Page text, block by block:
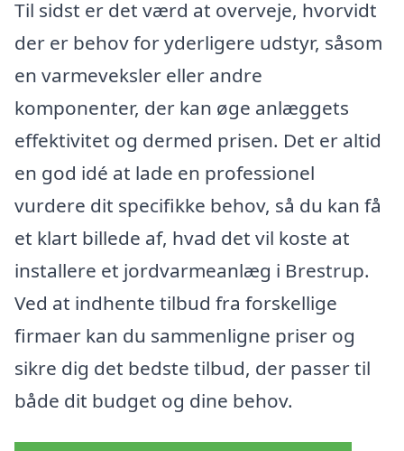
Til sidst er det værd at overveje, hvorvidt
der er behov for yderligere udstyr, såsom
en varmeveksler eller andre
komponenter, der kan øge anlæggets
effektivitet og dermed prisen. Det er altid
en god idé at lade en professionel
vurdere dit specifikke behov, så du kan få
et klart billede af, hvad det vil koste at
installere et jordvarmeanlæg i Brestrup.
Ved at indhente tilbud fra forskellige
firmaer kan du sammenligne priser og
sikre dig det bedste tilbud, der passer til
både dit budget og dine behov.